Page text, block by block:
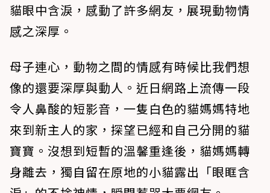
貓眼中含淚，感動了許多網友，展現動物情
感之深厚。
母子連心，動物之間的情感有時候比我們想
像的還要深厚與動人。近日網路上流傳一段
令人鼻酸的短影音，一隻白色的貓媽媽特地
來到新主人的家，探望已經和自己分開的貓
寶寶。沒想到短暫的溫馨重逢後，貓媽媽轉
身離去，獨自留在原地的小貓露出「眼眶含